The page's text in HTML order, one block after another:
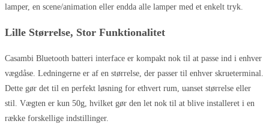
lamper, en scene/animation eller endda alle lamper med et enkelt tryk.
Lille Størrelse, Stor Funktionalitet
Casambi Bluetooth batteri interface er kompakt nok til at passe ind i enhver
vægdåse. Ledningerne er af en størrelse, der passer til enhver skrueterminal.
Dette gør det til en perfekt løsning for ethvert rum, uanset størrelse eller
stil. Vægten er kun 50g, hvilket gør den let nok til at blive installeret i en
række forskellige indstillinger.